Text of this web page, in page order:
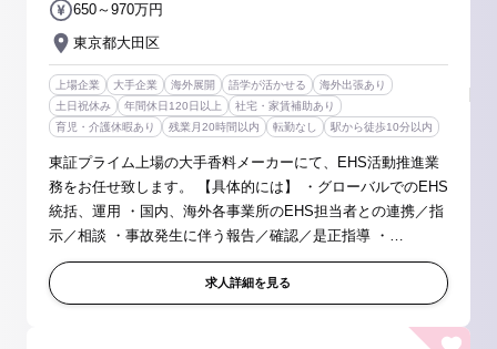
東京都大田区
650～970万円
上場企業 大手企業 海外展開 語学が活かせる
海外出張あり
土日祝休み
年間休日120日以上
社宅・家賃補助あり
育児・介護休暇あり
残業月20時間以内 転勤なし 駅から徒歩10分以内
東証プライム上場の大手香料メーカーにて、EHS活動推進業
務をお任せ致します。 【具体的には】 ・グローバルでのEHS
統括、運用 ・国内、海外各事業所のEHS担当者との連携／指
示／相談 ・事故発生に伴う報告／確認／是正指導 ・
ISO45001の認証維持審査 など 【求人の魅力】 ◆安定感抜
群の超大手企業、 福利...求人詳細を見る